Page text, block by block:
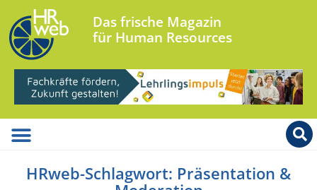
Das frische Magazin
für Human Resources
HRweb-Schlagwort: Präsentation &